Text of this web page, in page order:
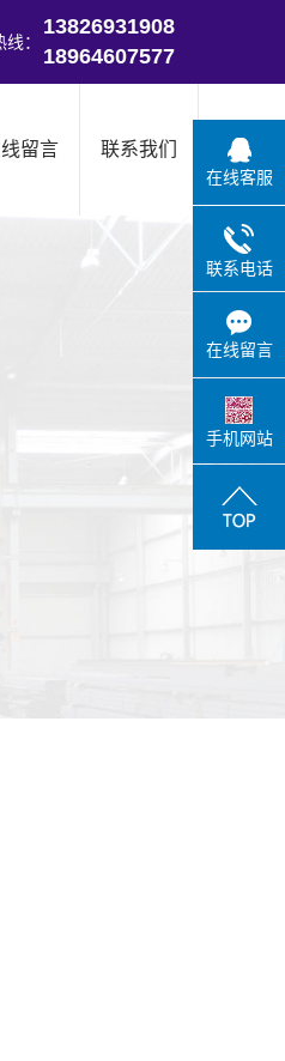
：
13826931908
18964607577
留言 联系我们
在线客服
联系电话
在线留言
手机网站